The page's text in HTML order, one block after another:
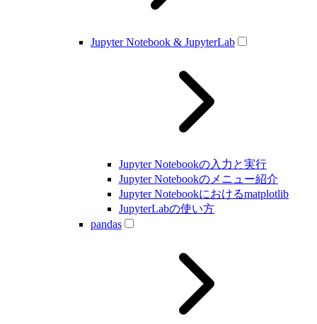
Jupyter Notebook & JupyterLab
Jupyter Notebookの入力と実行
Jupyter Notebookのメニュー紹介
Jupyter Notebookにおけるmatplotlib
JupyterLabの使い方
pandas